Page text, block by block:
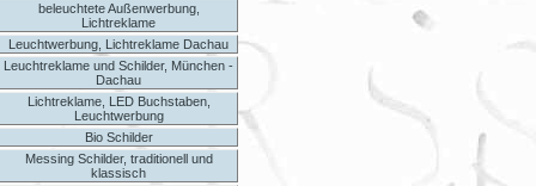
beleuchtete Außenwerbung,
Lichtreklame
Leuchtwerbung, Lichtreklame Dachau
Leuchtreklame und Schilder, München -
Dachau
Lichtreklame, LED Buchstaben,
Leuchtwerbung
Bio Schilder
Messing Schilder, traditionell und
klassisch